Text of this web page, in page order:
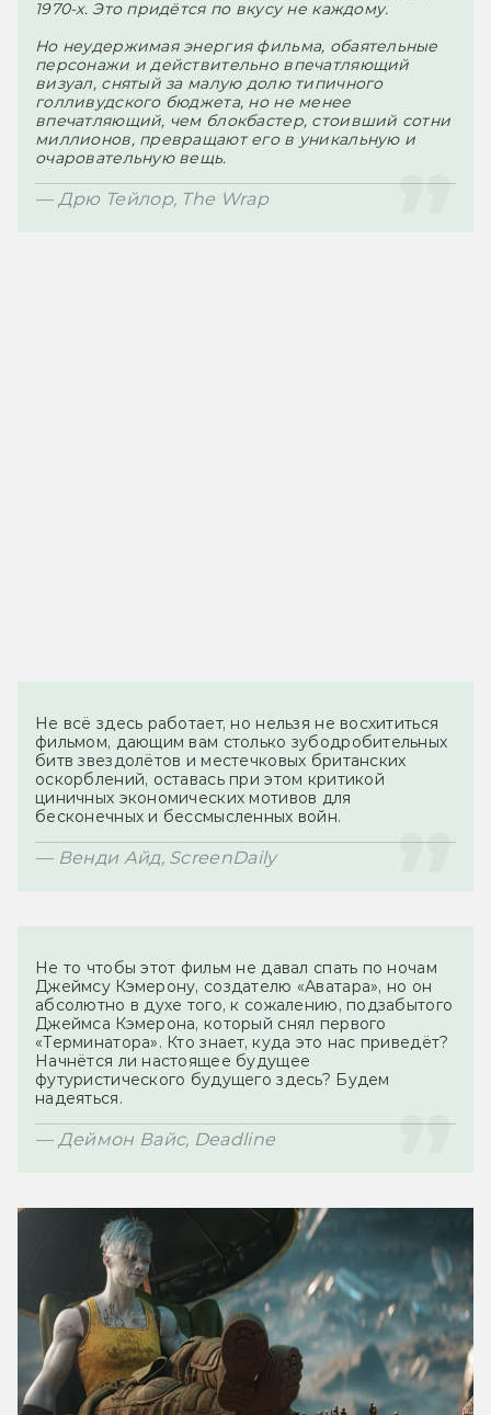
то с IP
других
стран
ничего
не
Но неудержимая энергия фильма, обаятельные
персонажи и действительно впечатляющий
визуал, снятый за малую долю типичного
голливудского бюджета, но не менее
впечатляющий, чем блокбастер, стоивший сотни
миллионов, превращают его в уникальную и
очаровательную вещь.
— Дрю Тейлор, The Wrap
Не всё здесь работает, но нельзя не восхититься
фильмом, дающим вам столько зубодробительных
битв звездолётов и местечковых британских
оскорблений, оставась при этом критикой
циничных экономических мотивов для
бесконечных и бессмысленных войн.
— Венди Айд, ScreenDaily
Не то чтобы этот фильм не давал спать по ночам
Джеймсу Кэмерону, создателю «Аватара», но он
абсолютно в духе того, к сожалению, подзабытого
Джеймса Кэмерона, который снял первого
«Терминатора». Кто знает, куда это нас приведёт?
Начнётся ли настоящее будущее
футуристического будущего здесь? Будем
— Деймон Вайс, Deadline